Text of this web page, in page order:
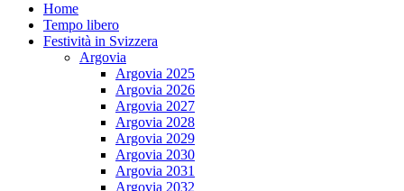
Home
Tempo libero
Festività in Svizzera
Argovia
Argovia 2025
Argovia 2026
Argovia 2027
Argovia 2028
Argovia 2029
Argovia 2030
Argovia 2031
Argovia 2032